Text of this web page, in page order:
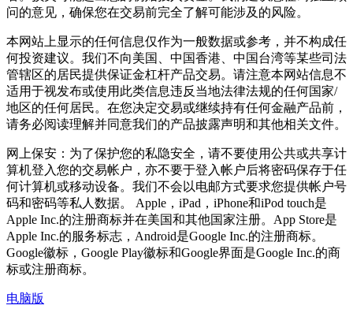
问的意见，确保您在交易前完全了解可能涉及的风险。
本网站上显示的任何信息仅作为一般数据或参考，并不构成任
何投资建议。我们不向美国、中国香港、中国台湾等某些司法
管辖区的居民提供保证金杠杆产品交易。请注意本网站信息不
适用于视发布或使用此类信息违反当地法律法规的任何国家/
地区的任何居民。在您决定交易或继续持有任何金融产品前，
请务必阅读理解并同意我们的产品披露声明和其他相关文件。
网上保安：为了保护您的私隐安全，请不要使用公共或共享计
算机登入您的交易帐户，亦不要于登入帐户后将密码保存于任
何计算机或移动设备。我们不会以电邮方式要求您提供帐户号
码和密码等私人数据。 Apple，iPad，iPhone和iPod touch是
Apple Inc.的注册商标并在美国和其他国家注册。App Store是
Apple Inc.的服务标志，Android是Google Inc.的注册商标。
Google徽标，Google Play徽标和Google界面是Google Inc.的商
标或注册商标。
电脑版